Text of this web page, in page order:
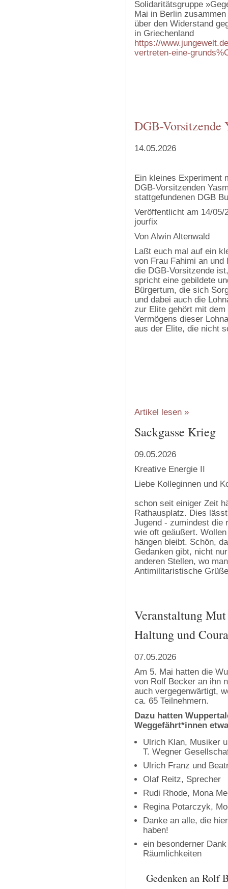
Solidaritätsgruppe
Mai in Berlin
über den Widerstand
in Griechenland
https://
vertreten-eine-
DGB-Vorsitzende
14.05.2026
Ein kleines Experiment
DGB-Vorsitzenden
stattgefundenen DGB
Veröffentlicht am 14/05/
jourfix
Von Alwin Altenwald
Laßt euch mal auf ein
von Frau Fahimi an
die DGB-Vorsitzende
spricht eine gebildete
Bürgertum, die sich
und dabei auch die
zur Elite gehört mit
Vermögens dieser
aus der Elite, die nicht
Artikel lesen »
Sackgasse Krieg
09.05.2026
Kreative Energie II
Liebe Kolleginnen und
schon seit einiger Zeit
Rathausplatz. Dies
Jugend - zumindest
wie oft geäußert.
hängen bleibt. Schön,
Gedanken gibt, nicht
anderen Stellen, wo
Antimilitaristische
Veranstaltung
Haltung und
07.05.2026
Am 5. Mai hatten die
von Rolf Becker an ihn
auch vergegenwärtigt,
ca. 65 Teilnehmern.
Dazu hatten
Weggefährt*innen
Ulrich Klan, Musiker
T. Wegner
Ulrich Franz und
Olaf Reitz, Sprecher
Rudi Rhode, Mona
Regina Potarczyk,
Danke an alle, die
haben!
ein besonderner
Räumlichkeiten
Gedenken an Rolf